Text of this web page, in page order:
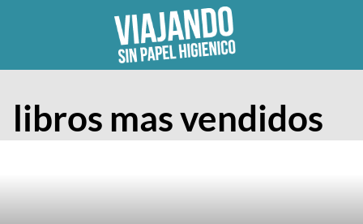
libros mas vendidos